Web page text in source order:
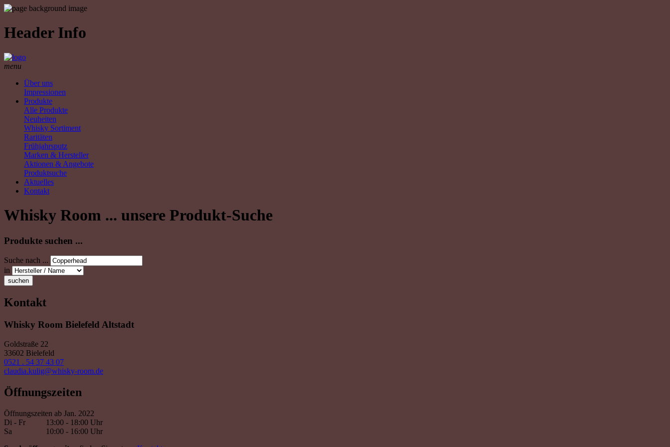
Header Info
menu
Über uns
Impressionen
Produkte
Alle Produkte
Neuheiten
Whisky Sortiment
Raritäten
Frühjahrsputz
Marken & Hersteller
Aktionen & Angebote
Produktsuche
Aktuelles
Kontakt
Whisky Room ... unsere Produkt-Suche
Produkte suchen ...
Suche nach ...
in
suchen
Kontakt
Whisky Room Bielefeld Altstadt
Goldstraße 22
33602 Bielefeld
0521 . 54 37 43 07
claudia.kulig@whisky-room.de
Öffnungszeiten
Öffnungszeiten ab Jan. 2022
Di - Fr
13:00 - 18:00 Uhr
Sa
10:00 - 16:00 Uhr